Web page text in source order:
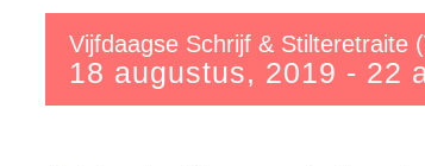
Vijfdaagse Schrijf & Stilteretraite
18 augustus, 2019 - 22